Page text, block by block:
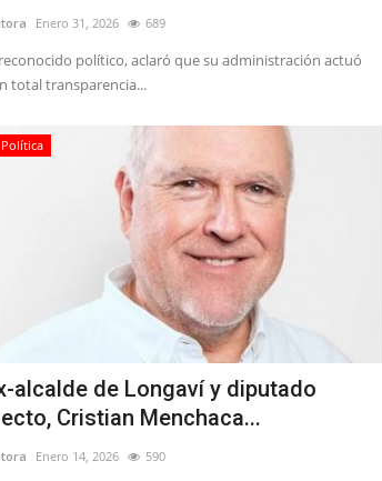
Enero 31, 2026 689
político, aclaró que su administración actuó
total transparencia...
Política
alcalde de Longaví y diputado
Cristian Menchaca...
Enero 14, 2026 590
Internación provisoria para joven que
perpetró sendos robos...
Editora Mayo 9, 2026
Uno de los ilícitos, afectó al Local SOS Drinks de calle Max
Jara entre Yungay y...